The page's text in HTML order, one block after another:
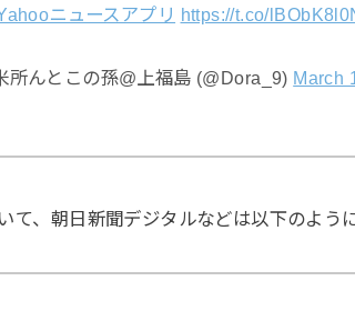
ニュースアプリ https://t.co/
んとこの孫@上福島 (@Dora_9) March
て、朝日新聞デジタルなどは以下のよう